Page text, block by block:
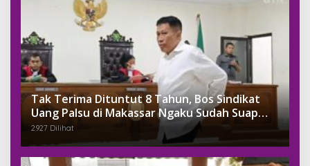
Tak Terima Dituntut 8 Tahun, Bos Sindikat
Uang Palsu di Makassar Ngaku Sudah Suap
Jaksa Dengan Miliaran
2927 Dilihat